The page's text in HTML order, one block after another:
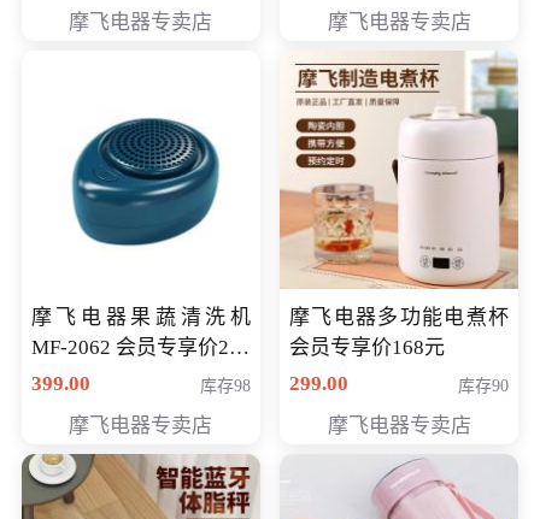
摩飞电器专卖店 摩飞电器专卖店
摩飞电器果蔬清洗机
MF-2062 会员专享价268
元
399.00 库存98
摩飞电器专卖店
摩飞电器多功能电煮杯
会员专享价168元
299.00
库存90
摩飞电器专卖店